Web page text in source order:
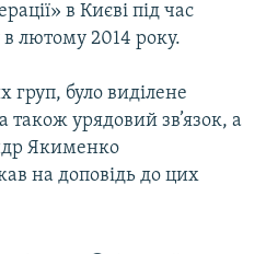
в Києві під час
лютому 2014 року.
груп, було виділене
урядовий зв’язок, а
Якименко
на доповідь до цих